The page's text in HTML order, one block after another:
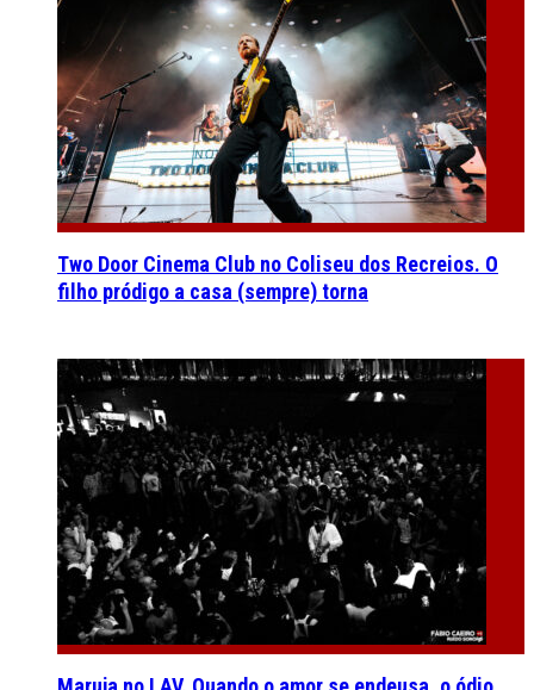
Two Door Cinema Club no Coliseu dos Recreios. O
filho pródigo a casa (sempre) torna